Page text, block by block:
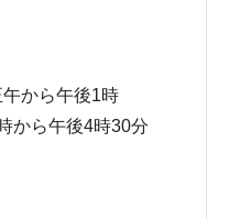
午から午後1時
から午後4時30分